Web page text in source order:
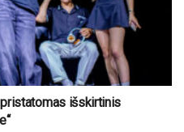
išskirtinis